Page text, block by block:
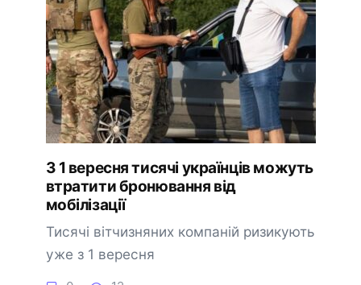
З 1 вересня тисячі українців можуть
втратити бронювання від
мобілізації
Тисячі вітчизняних компаній ризикують
уже з 1 вересня